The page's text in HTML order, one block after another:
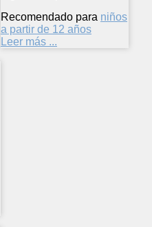
Recomendado para niños
a partir de 12 años
Leer más ...